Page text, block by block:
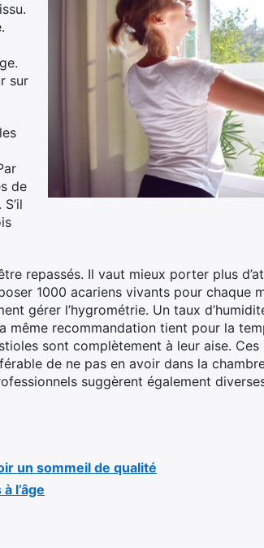
sur
de
repassés. Il vaut mieux porter plus
1000 acariens vivants pour chaque
gérer l’hygrométrie. Un taux
même recommandation tient pour la
sont complètement à leur aise.
de ne pas en avoir dans la
suggèrent également
un sommeil de qualité
l’âge